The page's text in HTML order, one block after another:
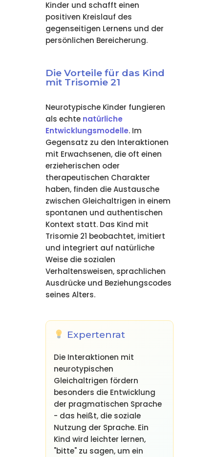
Kinder und schafft einen
positiven Kreislauf des
gegenseitigen Lernens und der
persönlichen Bereicherung.
Die Vorteile für das Kind
mit Trisomie 21
Neurotypische Kinder fungieren
als echte natürliche
Entwicklungsmodelle. Im
Gegensatz zu den Interaktionen
mit Erwachsenen, die oft einen
erzieherischen oder
therapeutischen Charakter
haben, finden die Austausche
zwischen Gleichaltrigen in einem
spontanen und authentischen
Kontext statt. Das Kind mit
Trisomie 21 beobachtet, imitiert
und integriert auf natürliche
Weise die sozialen
Verhaltensweisen, sprachlichen
Ausdrücke und Beziehungscodes
seines Alters.
Expertenrat
Die Interaktionen mit
neurotypischen
Gleichaltrigen fördern
besonders die Entwicklung
der pragmatischen Sprache
- das heißt, die soziale
Nutzung der Sprache. Ein
Kind wird leichter lernen,
"bitte" zu sagen, um ein